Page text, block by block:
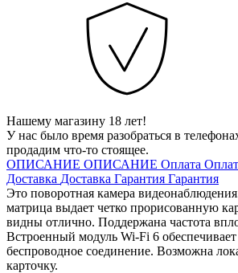
Нашему магазину 18 лет!
У нас было время разобраться в
продадим что-то стоящее.
ОПИСАНИЕ ОПИСАНИЕ Оплата
Доставка Доставка Гарантия Гарантия
Это поворотная камера
матрица выдает четко прорисованную
видны отлично. Поддержана частота
Встроенный модуль Wi-Fi 6
беспроводное соединение. Возможна
карточку.